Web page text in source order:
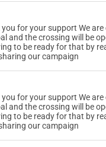
um unser Leben auf
bis wir Dokumente
verloren haben,
helfen Sie uns, das
Sie unsere
Sie. Jeder Beitrag,
zu entkommen und
for your support We are
and the crossing will be
to be ready for that by
our campaign
for your support We are
and the crossing will be
to be ready for that by
our campaign